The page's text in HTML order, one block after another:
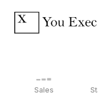
Sales